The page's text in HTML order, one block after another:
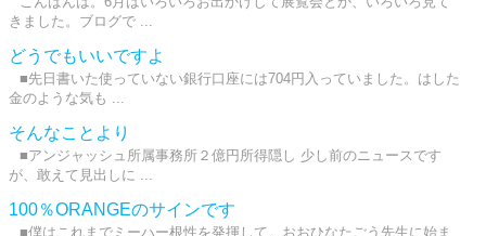
きました。ブログで ...
どうでもいいですよ
■先日書いた使っていない銀行口座には704円入っていました。はした
金のような気も ...
そんなことより
■アンジャッシュ所属事務所２億円所得隠し 少し前のニュースです
が、敢えて見出しに ...
100％ORANGEのサインです
■僕はこれまでミーハー根性を発揮して、おおひなたごう先生に始ま